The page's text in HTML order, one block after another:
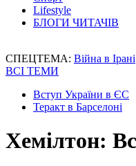
Lifestyle
БЛОГИ ЧИТАЧІВ
СПЕЦТЕМА: Війна в Ірані
ВСІ ТЕМИ
Вступ України в ЄС
Теракт в Барселоні
Хемілтон: